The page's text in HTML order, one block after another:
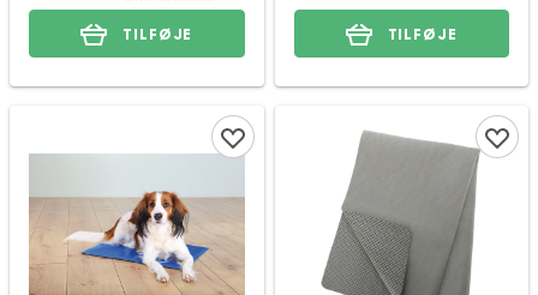
TILFØJE TILFØJE